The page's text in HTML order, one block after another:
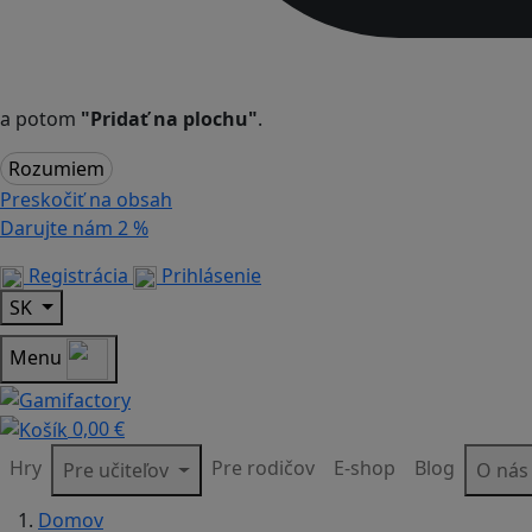
a potom "Pridať na plochu".
Rozumiem
Preskočiť na obsah
Darujte nám 2 %
Registrácia
Prihlásenie
SK
Menu
0,00 €
Hry
Pre učiteľov Pre rodičov E-shop Blog
O nás
Domov